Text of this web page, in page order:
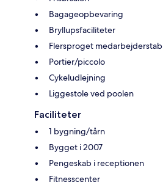
Bagageopbevaring
Bryllupsfaciliteter
Flersproget medarbejderstab
Portier/piccolo
Cykeludlejning
Liggestole ved poolen
Faciliteter
1 bygning/tårn
Bygget i 2007
Pengeskab i receptionen
Fitnesscenter